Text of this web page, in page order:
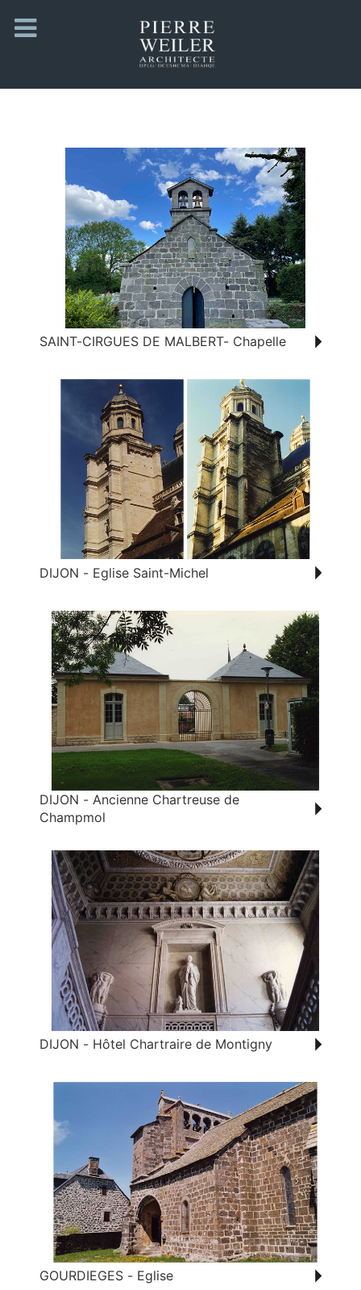
SAINT-CIRGUES DE MALBERT- Chapelle
DIJON - Eglise Saint-Michel
DIJON - Ancienne Chartreuse de
Champmol
DIJON - Hôtel Chartraire de Montigny
GOURDIEGES - Eglise